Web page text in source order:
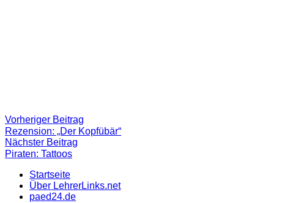
Beitragsnavigation
Vorheriger Beitrag
Beitrag:
Rezension: „Der Kopfübär“
Nächster Beitrag
Piraten: Tattoos
Startseite
Über LehrerLinks.net
paed24.de